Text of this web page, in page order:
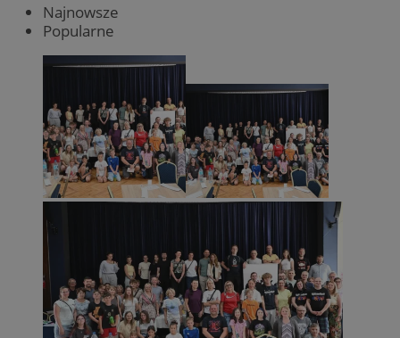
Najnowsze
Popularne